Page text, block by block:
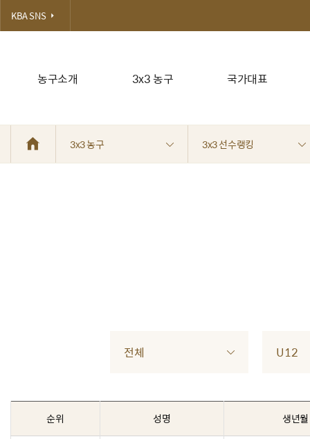
농구소개 3x3 농구 국가대표
KBA SNS
3x3 농구 3x3 선수랭킹
전체 U12
순위 성명 생년월